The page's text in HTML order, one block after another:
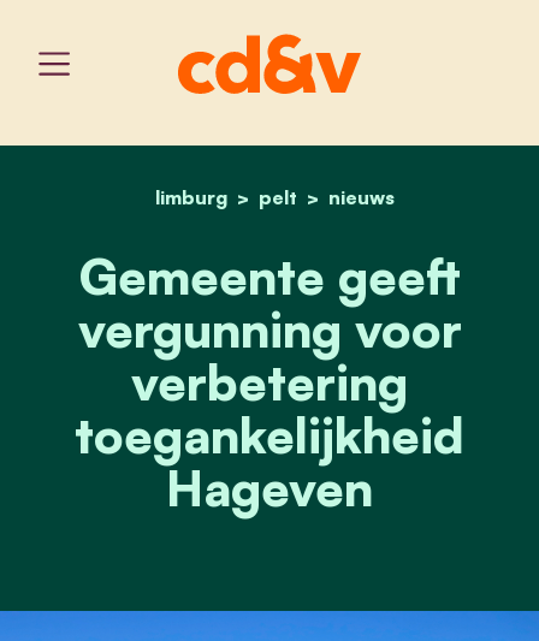
home
limburg pelt nieuws
gemeente geeft
Gemeente geeft
vergunning voor
verbetering
toegankelijkheid
Hageven